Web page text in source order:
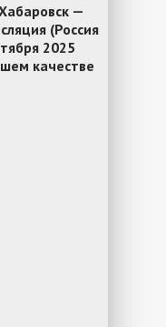
—
(Россия
2025
качестве